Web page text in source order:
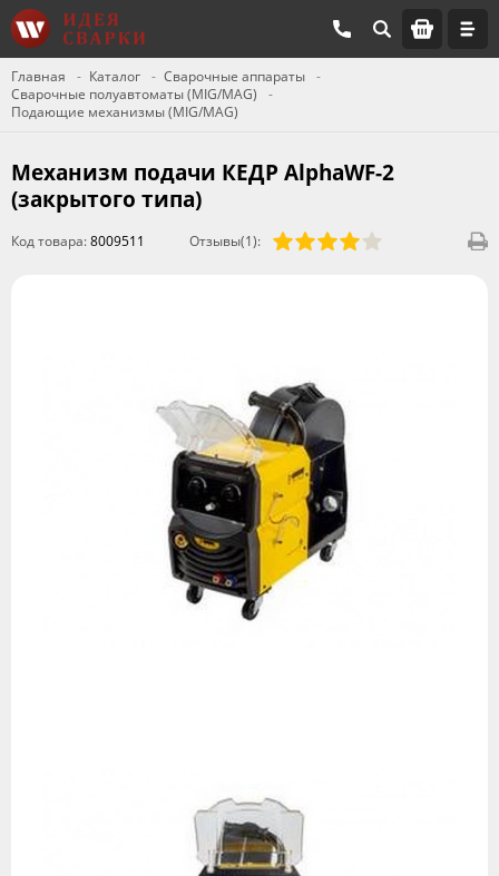
Главная Каталог
Сварочные аппараты
Сварочные полуавтоматы (MIG/MAG)
Подающие механизмы (MIG/MAG)
Механизм подачи КЕДР AlphaWF-2
(закрытого типа)
Код товара:8009511 Отзывы(1):